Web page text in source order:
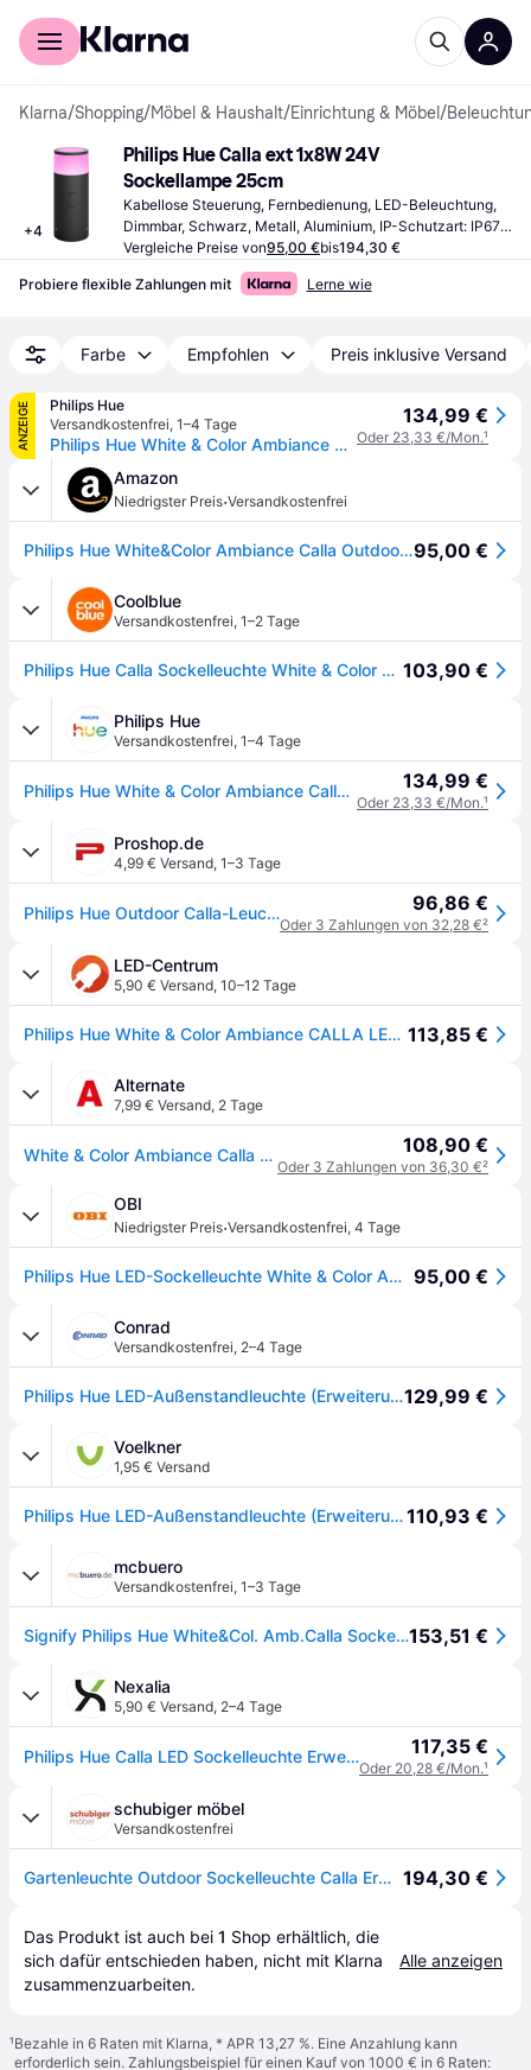
Für Shopper
Klarna/Shopping/Möbel & Haushalt/Einrichtung & Möbel /
+4
Philips Hue Calla ext 1x8W 24V
Sockellampe 25cm
Kabellose Steuerung, Fernbedienung, LED-Beleuchtung,
Dimmbar, Schwarz, Metall, Aluminium, IP-Schutzart: IP67,
IP65
Vergleiche Preise von95,00 €bis194,30 €
Probiere flexible Zahlungen mit Lerne wie
Farbe Empfohlen Preis inklusive Versand
ANZEIGE
Philips Hue
Versandkostenfrei, 1–4 Tage
Philips Hue White & Color Ambiance Calla Outdoor Sockelleuchte - Schwarz
134,99 €
Oder 23,33 €/Mon.¹
Amazon
Niedrigster Preis·Versandkostenfrei
Philips Hue White&Color Ambiance Calla Outdoor Sockelleuchte Erweiterung(590lm),dimmbare Gartenbeleuchtung für das Hue Lichtsystem mit 16 Mio.Farben,smarte Lichtsteuerung über Sprache und App,schwarz95,00 €
Coolblue
Versandkostenfrei, 1–2 Tage
Philips Hue Calla Sockelleuchte White & Color Schwarz niedrig Erweiterung 103,90 €
Philips Hue
Versandkostenfrei, 1–4 Tage
Philips Hue White & Color Ambiance Calla Outdoor Sockelleuchte - Schwarz 134,99 €
Oder 23,33 €/Mon.¹
Proshop.de
4,99 € Versand, 1–3 Tage
Philips Hue Outdoor Calla-Leuchte - Zusatzleuchte 96,86 €
Oder 3 Zahlungen von 32,28 €²
LED-Centrum
5,90 € Versand, 10–12 Tage
Philips Hue White & Color Ambiance CALLA LED Garten Wegeleuchte Erweiterung IP65 113,85 €
Alternate
7,99 € Versand, 2 Tage
White & Color Ambiance Calla Sockelleuchte, LED-Leuchte 108,90 €
Oder 3 Zahlungen von 36,30 €²
OBI
Niedrigster Preis·Versandkostenfrei, 4 Tage
Philips Hue LED-Sockelleuchte White & Color Ambiance Calla Schwarz Erweiterung 95,00 €
Conrad
Versandkostenfrei, 2–4 Tage
Philips Hue LED-Außenstandleuchte (Erweiterung) 1742030P7 Calla LED fest eingebaut 8 W RGBW129,99 €
Voelkner
1,95 € Versand
Philips Hue LED-Außenstandleuchte (Erweiterung) 1742030P7 Calla LED fest eingebaut 8 W RGBW110,93 €
mcbuero
Versandkostenfrei, 1–3 Tage
Signify Philips Hue White&Col. Amb.Calla Sockell Erw. klein schwarz153,51 €
Nexalia
5,90 € Versand, 2–4 Tage
Philips Hue Calla LED Sockelleuchte Erweit.schw. 117,35 €
Oder 20,28 €/Mon.¹
schubiger möbel
Versandkostenfrei
Gartenleuchte Outdoor Sockelleuchte Calla Erweiterung 194,30 €
Das Produkt ist auch bei 1 Shop erhältlich, die
sich dafür entschieden haben, nicht mit Klarna
zusammenzuarbeiten.
Alle anzeigen
¹Bezahle in 6 Raten mit Klarna, * APR 13,27 %. Eine Anzahlung kann
erforderlich sein. Zahlungsbeispiel für einen Kauf von 1000 € in 6 Raten: